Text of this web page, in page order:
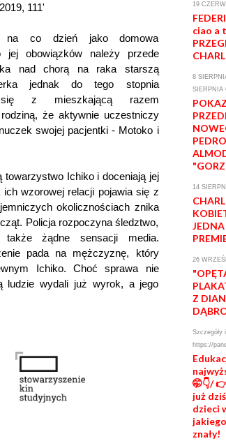
111'
na co dzień jako domowa
jej obowiązków należy przede
nad chorą na raka starszą
jednak do tego stopnia
się z mieszkającą razem
że aktywnie uczestniczy
swojej pacjentki - Motoko i
towarzystwo Ichiko i doceniają jej
wzorowej relacji pojawia się z
okolicznościach znika
Policja rozpoczyna śledztwo,
także żądne sensacji media.
pada na mężczyznę, który
Ichiko. Choć sprawa nie
ludzie wydali już wyrok, a jego
19
ciao a
8
SIERPNIA
PEDRO
14
26
Z
Szczegóły
https://
🤭👇/
już
dzieci
znały!